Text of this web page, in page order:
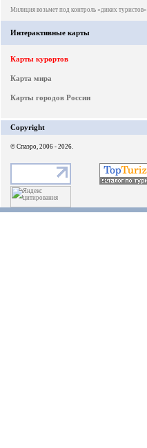
Милиция возьмет под контроль «диких туристов»
Интерактивные карты
Карты курортов
Карта мира
Карты городов России
Copyright
© Спаэро, 2006 - 2026.